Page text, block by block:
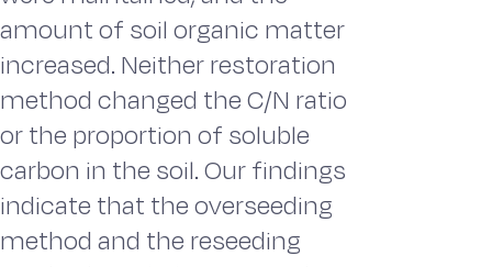
amount of soil organic matter
increased. Neither restoration
method changed the C/N ratio
or the proportion of soluble
carbon in the soil. Our findings
indicate that the overseeding
method and the reseeding